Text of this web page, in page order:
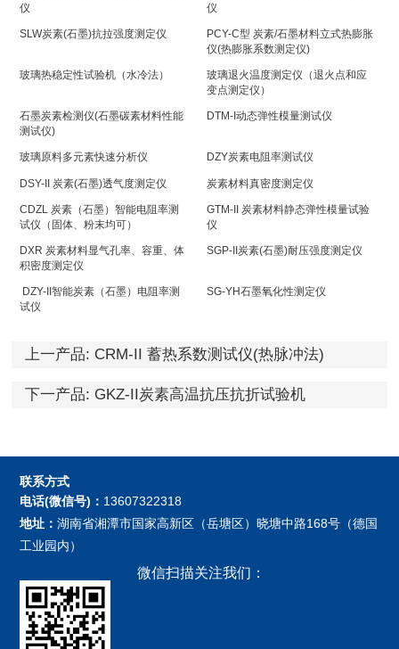
仪
仪
SLW炭素(石墨)抗拉强度测定仪
PCY-C型 炭素/石墨材料立式热膨胀
仪(热膨胀系数测定仪)
玻璃热稳定性试验机（水冷法）
玻璃退火温度测定仪（退火点和应
变点测定仪）
石墨炭素检测仪(石墨碳素材料性能
测试仪)
DTM-I动态弹性模量测试仪
玻璃原料多元素快速分析仪 DZY炭素电阻率测试仪
DSY-II 炭素(石墨)透气度测定仪 炭素材料真密度测定仪
CDZL 炭素（石墨）智能电阻率测
试仪（固体、粉末均可）
GTM-II 炭素材料静态弹性模量试验
仪
DXR 炭素材料显气孔率、容重、体
积密度测定仪
SGP-II炭素(石墨)耐压强度测定仪
DZY-II智能炭素（石墨）电阻率测
试仪
SG-YH石墨氧化性测定仪
上一产品: CRM-II 蓄热系数测试仪(热脉冲法)
下一产品: GKZ-II炭素高温抗压抗折试验机
联系方式
电话(微信号)： 13607322318
地址：湖南省湘潭市国家高新区（岳塘区）晓塘中路168号（德国
工业园内）
微信扫描关注我们：